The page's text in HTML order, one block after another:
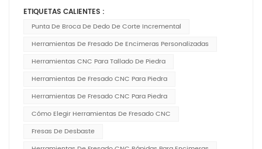
eficientes al tallar una encimera de piedra a medida,
mecanizar un prototipo de metal o crear obras de
arte en cerámica con gran detalle. Y en el centro d...
ETIQUETAS CALIENTES :
Punta De Broca De Dedo De Corte Incremental
Herramientas De Fresado De Encimeras Personalizadas
Herramientas CNC Para Tallado De Piedra
Herramientas De Fresado CNC Para Piedra
Herramientas De Fresado CNC Para Piedra
Cómo Elegir Herramientas De Fresado CNC
Fresas De Desbaste